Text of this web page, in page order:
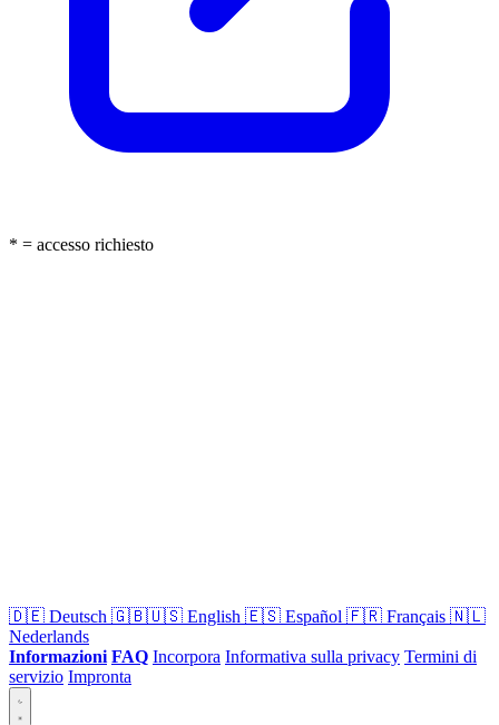
* = accesso richiesto
🇩🇪 Deutsch 🇬🇧🇺🇸 English 🇪🇸 Español 🇫🇷 Français 🇳🇱
Nederlands
Informazioni FAQ Incorpora Informativa sulla privacy Termini di
servizio Impronta